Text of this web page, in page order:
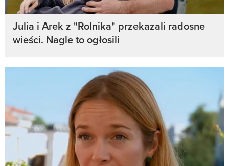
Julia i Arek z "Rolnika" przekazali radosne
wieści. Nagle to ogłosili